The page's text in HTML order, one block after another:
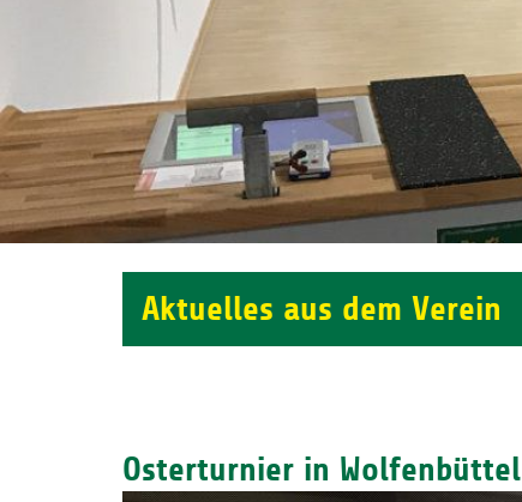
Aktuelles aus dem Verein
Osterturnier in Wolfenbüttel